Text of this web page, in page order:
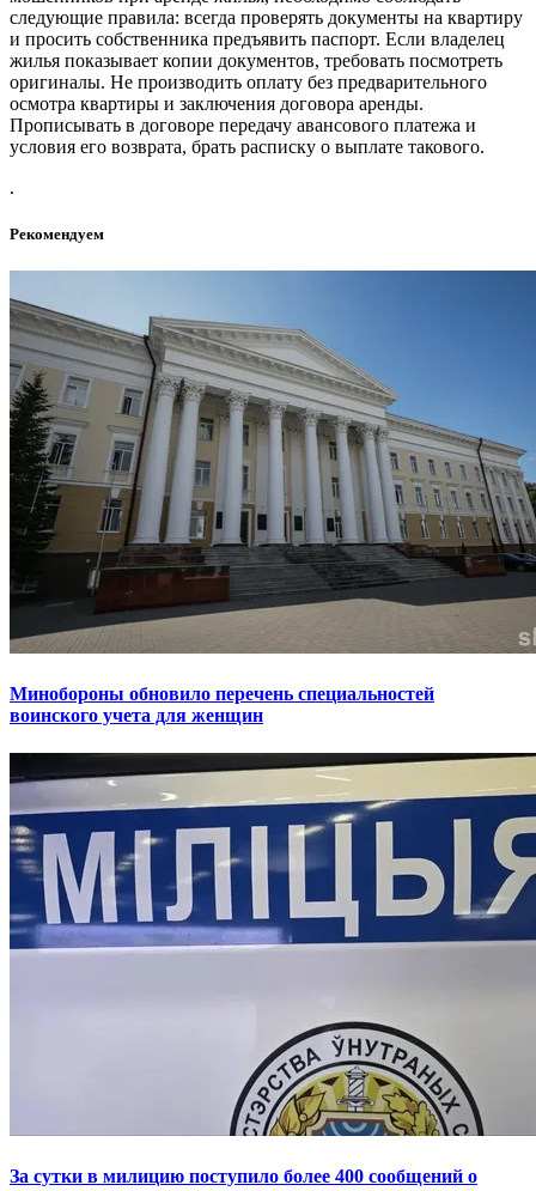
следующие правила: всегда проверять документы на квартиру
и просить собственника предъявить паспорт. Если владелец
жилья показывает копии документов, требовать посмотреть
оригиналы. Не производить оплату без предварительного
осмотра квартиры и заключения договора аренды.
Прописывать в договоре передачу авансового платежа и
условия его возврата, брать расписку о выплате такового.
.
Рекомендуем
Минобороны обновило перечень специальностей
воинского учета для женщин
За сутки в милицию поступило более 400 сообщений о